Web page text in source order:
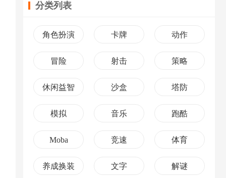
分类列表
角色扮演 卡牌 动作
冒险 射击 策略
休闲益智 沙盒 塔防
模拟 音乐 跑酷
Moba 竞速 体育
养成换装 文字 解谜